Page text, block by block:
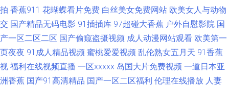
视频在线观看97 国产区一区二 日韩AV欧美 91尤物丝袜 阿v无码 人人操久久
久草最新网址 东方AV在线正在进入 久久视频 香蕉伊人网 手机福利导航日韩
拍 香蕉911 花蝴蝶看片免费 白丝美女免费网站 欧美女人与动物
交 国产精品无码电影 91插插库 97超碰大香蕉 户外自慰影院 国
产一区二区二区 国产偷窥盗摄视频 成人动漫网站观看 欧美第一
页夜夜 91成人精品视频 蜜桃爱爱视频 乱伦熟女五月天 91香蕉
视 福利在线视频直播 一区xxxxx 岛国大片免费视频 一道日本亚
洲香蕉 国产91高清精品 国产一区二区福利 伦理在线播放 人妻